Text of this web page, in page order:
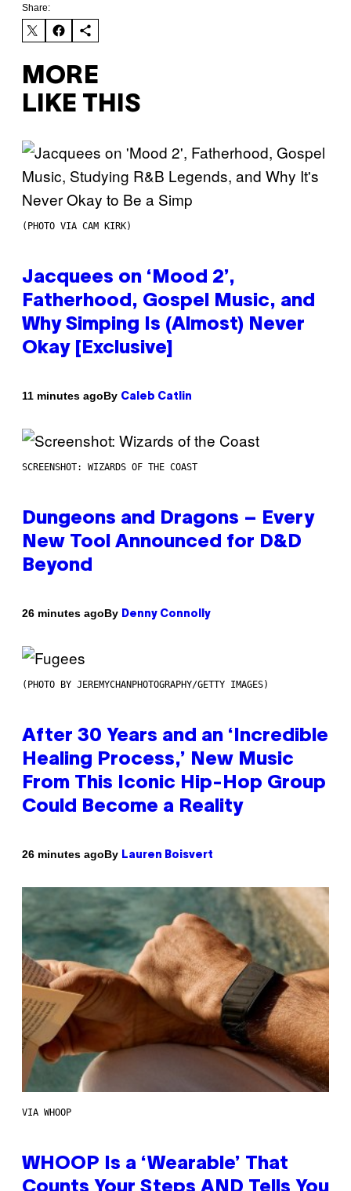
Share:
MORE
LIKE THIS
(PHOTO VIA CAM KIRK)
Jacquees on ‘Mood 2’,
Fatherhood, Gospel Music, and
Why Simping Is (Almost) Never
Okay [Exclusive]
11 minutes agoBy Caleb Catlin
SCREENSHOT: WIZARDS OF THE COAST
Dungeons and Dragons – Every
New Tool Announced for D&D
Beyond
26 minutes agoBy Denny Connolly
(PHOTO BY JEREMYCHANPHOTOGRAPHY/GETTY IMAGES)
After 30 Years and an ‘Incredible
Healing Process,’ New Music
From This Iconic Hip-Hop Group
Could Become a Reality
26 minutes agoBy Lauren Boisvert
VIA WHOOP
WHOOP Is a ‘Wearable’ That